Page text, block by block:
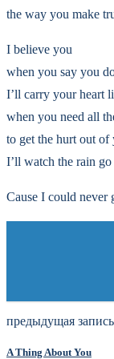
the way you make
I believe you
when you say you
I’ll carry your heart
when you need all
to get the hurt out of
I’ll watch the rain
Cause I could
предыдущая запись
A Thing About You